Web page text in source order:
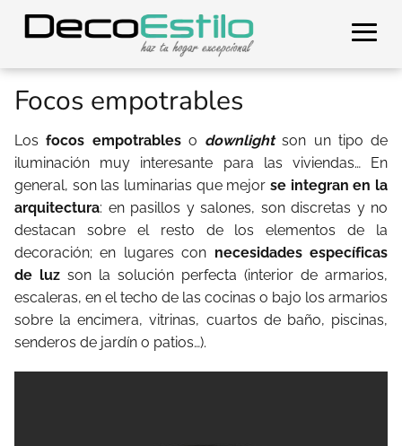
Focos empotrables
Losfocos empotrableso downlightson un tipo de
iluminación muy interesante para las viviendas… En
general, son las luminarias que mejor se integran en la
arquitectura: en pasillos y salones, son discretas y no
destacan sobre el resto de los elementos de la
decoración; en lugares con necesidades específicas
de luz son la solución perfecta (interior de armarios,
escaleras, en el techo de las cocinas o bajo los armarios
sobre la encimera, vitrinas, cuartos de baño, piscinas,
senderos de jardín o patios…).